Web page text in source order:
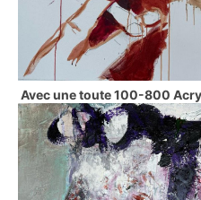
Avec une toute 100-800